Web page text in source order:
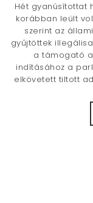
Hét gyanúsítottat
korábban leült
szerint az
gyűjtöttek
a támogató
indításához a
elkövetett tiltott